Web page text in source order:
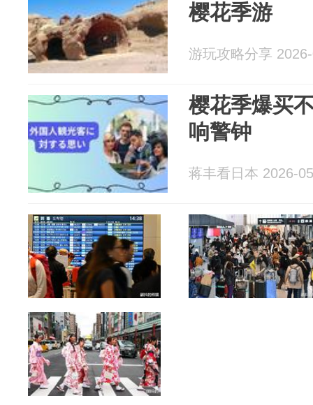
樱花季游
游玩攻略分享
樱花季爆买
响警钟
蒋丰看日本 2026-